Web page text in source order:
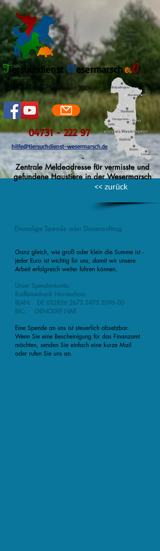
Niedersachsen,
Gemeinnütziger Verein seit 2009
04731 - 222 97
hilfe@tiersuchdienst-wesermarsch.de
-
Zentrale Meldeadresse für vermisste und
gefundene Haustiere in der Wesermarsch
Tiersuchdienst Wesermarsch e.V.
<< zurück
Ganz gleich, wie groß oder klein die Summe ist -
jeder Euro ist wichtig für uns, damit wir unsere
Arbeit erfolgreich weiter führen können.
Unser Spendenkonto:
Raiffeisenbank Nordenham
IBAN: DE 032826 2673 2475 2096 00
BIC: GENODEF1VAR
Eine Spende an uns ist steuerlich absetzbar.
Wenn Sie eine Bescheinigung für das Finanzamt
möchten, senden Sie einfach eine kurze Mail
oder rufen Sie uns an.
Einmalige Spende oder Dauerauftrag